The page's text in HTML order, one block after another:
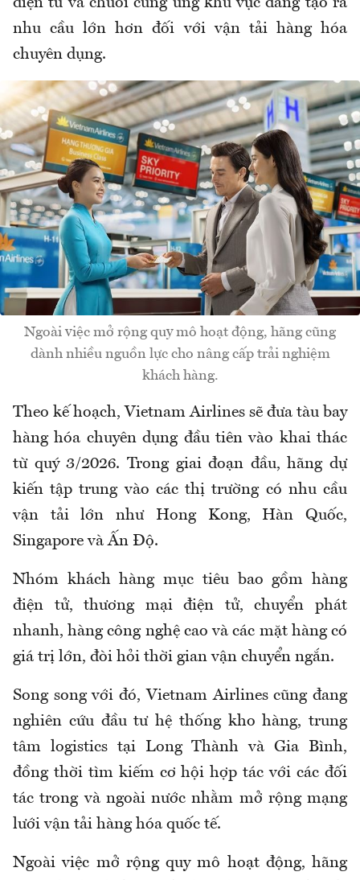
điện tử và chuỗi cung ứng khu vực đang tạo ra
nhu cầu lớn hơn đối với vận tải hàng hóa
chuyên dụng.
Ngoài việc mở rộng quy mô hoạt động, hãng cũng
dành nhiều nguồn lực cho nâng cấp trải nghiệm
khách hàng.
Theo kế hoạch, Vietnam Airlines sẽ đưa tàu bay
hàng hóa chuyên dụng đầu tiên vào khai thác
từ quý 3/2026. Trong giai đoạn đầu, hãng dự
kiến tập trung vào các thị trường có nhu cầu
vận tải lớn như Hong Kong, Hàn Quốc,
Singapore và Ấn Độ.
Nhóm khách hàng mục tiêu bao gồm hàng
điện tử, thương mại điện tử, chuyển phát
nhanh, hàng công nghệ cao và các mặt hàng có
giá trị lớn, đòi hỏi thời gian vận chuyển ngắn.
Song song với đó, Vietnam Airlines cũng đang
nghiên cứu đầu tư hệ thống kho hàng, trung
tâm logistics tại Long Thành và Gia Bình,
đồng thời tìm kiếm cơ hội hợp tác với các đối
tác trong và ngoài nước nhằm mở rộng mạng
lưới vận tải hàng hóa quốc tế.
Ngoài việc mở rộng quy mô hoạt động, hãng